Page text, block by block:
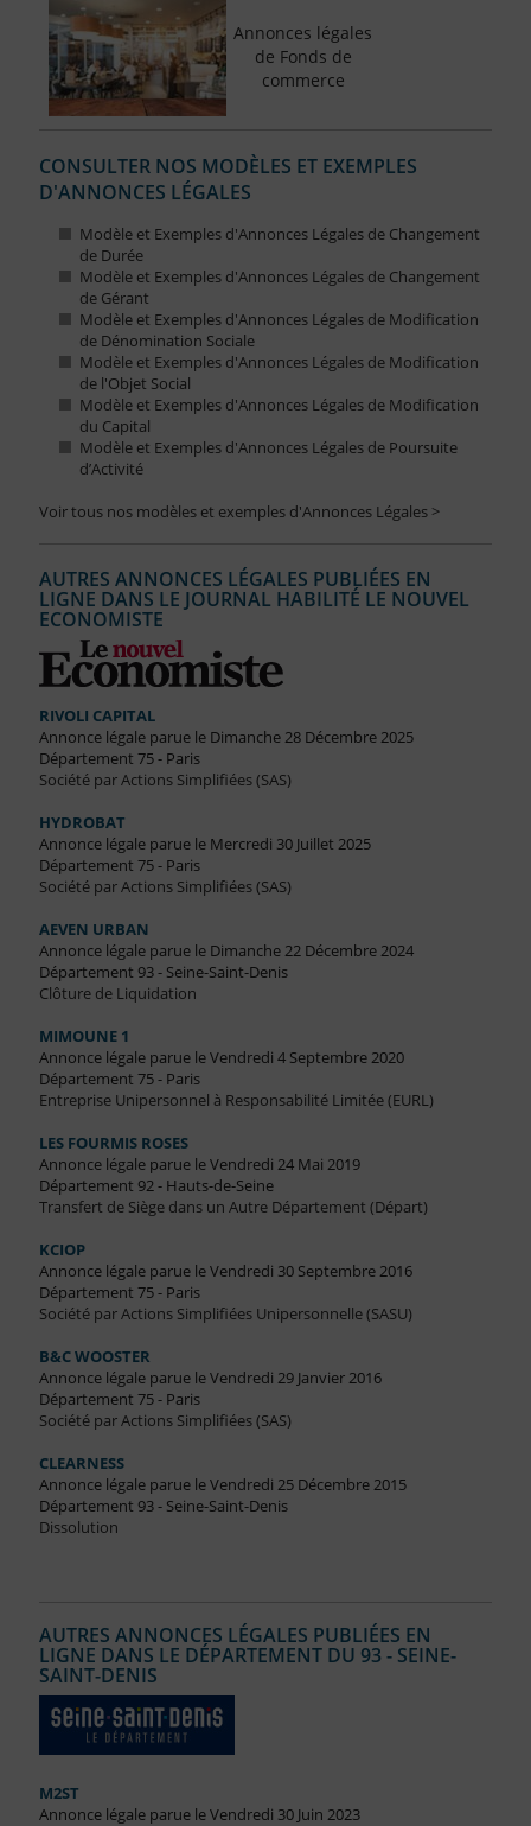
Annonces légales
de Fonds de
commerce
CONSULTER NOS MODÈLES ET EXEMPLES
D'ANNONCES LÉGALES
Modèle et Exemples d'Annonces Légales de Changement
de Durée
Modèle et Exemples d'Annonces Légales de Changement
de Gérant
Modèle et Exemples d'Annonces Légales de Modification
de Dénomination Sociale
Modèle et Exemples d'Annonces Légales de Modification
de l'Objet Social
Modèle et Exemples d'Annonces Légales de Modification
du Capital
Modèle et Exemples d'Annonces Légales de Poursuite
d’Activité
Voir tous nos modèles et exemples d'Annonces Légales >
AUTRES ANNONCES LÉGALES PUBLIÉES EN
LIGNE DANS LE JOURNAL HABILITÉ LE NOUVEL
ECONOMISTE
RIVOLI CAPITAL
Annonce légale parue le Dimanche 28 Décembre 2025
Département 75 - Paris
Société par Actions Simplifiées (SAS)
HYDROBAT
Annonce légale parue le Mercredi 30 Juillet 2025
Département 75 - Paris
Société par Actions Simplifiées (SAS)
AEVEN URBAN
Annonce légale parue le Dimanche 22 Décembre 2024
Département 93 - Seine-Saint-Denis
Clôture de Liquidation
MIMOUNE 1
Annonce légale parue le Vendredi 4 Septembre 2020
Département 75 - Paris
Entreprise Unipersonnel à Responsabilité Limitée (EURL)
LES FOURMIS ROSES
Annonce légale parue le Vendredi 24 Mai 2019
Département 92 - Hauts-de-Seine
Transfert de Siège dans un Autre Département (Départ)
KCIOP
Annonce légale parue le Vendredi 30 Septembre 2016
Département 75 - Paris
Société par Actions Simplifiées Unipersonnelle (SASU)
B&C WOOSTER
Annonce légale parue le Vendredi 29 Janvier 2016
Département 75 - Paris
Société par Actions Simplifiées (SAS)
CLEARNESS
Annonce légale parue le Vendredi 25 Décembre 2015
Département 93 - Seine-Saint-Denis
Dissolution
AUTRES ANNONCES LÉGALES PUBLIÉES EN
LIGNE DANS LE DÉPARTEMENT DU 93 - SEINE-
SAINT-DENIS
M2ST
Annonce légale parue le Vendredi 30 Juin 2023